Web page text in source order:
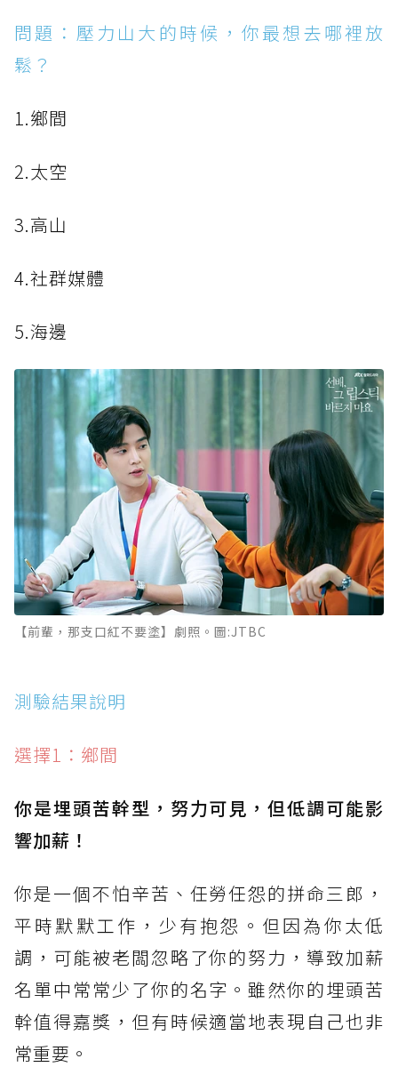
問題：壓力山大的時候，你最想去哪裡放
鬆？
1.鄉間
2.太空
3.高山
4.社群媒體
5.海邊
【前輩，那支口紅不要塗】劇照。圖:JTBC
測驗結果說明
選擇1：鄉間
你是埋頭苦幹型，努力可見，但低調可能影
響加薪！
你是一個不怕辛苦、任勞任怨的拼命三郎，
平時默默工作，少有抱怨。但因為你太低
調，可能被老闆忽略了你的努力，導致加薪
名單中常常少了你的名字。雖然你的埋頭苦
幹值得嘉獎，但有時候適當地表現自己也非
常重要。